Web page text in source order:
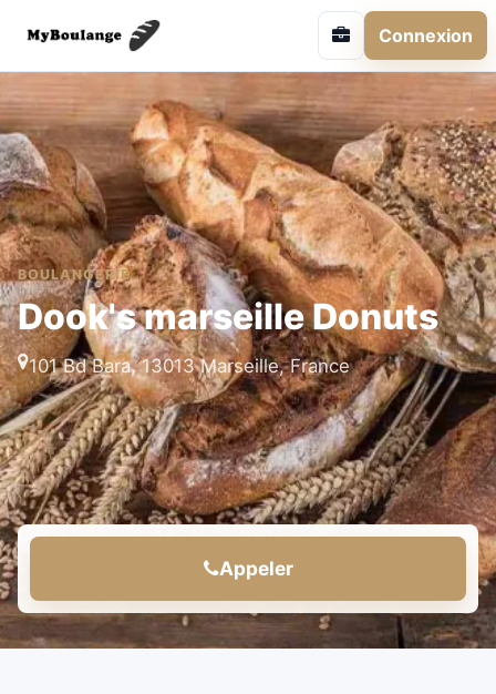
Connexion
BOULANGERIE
Dook's marseille Donuts
101 Bd Bara, 13013 Marseille, France
Appeler